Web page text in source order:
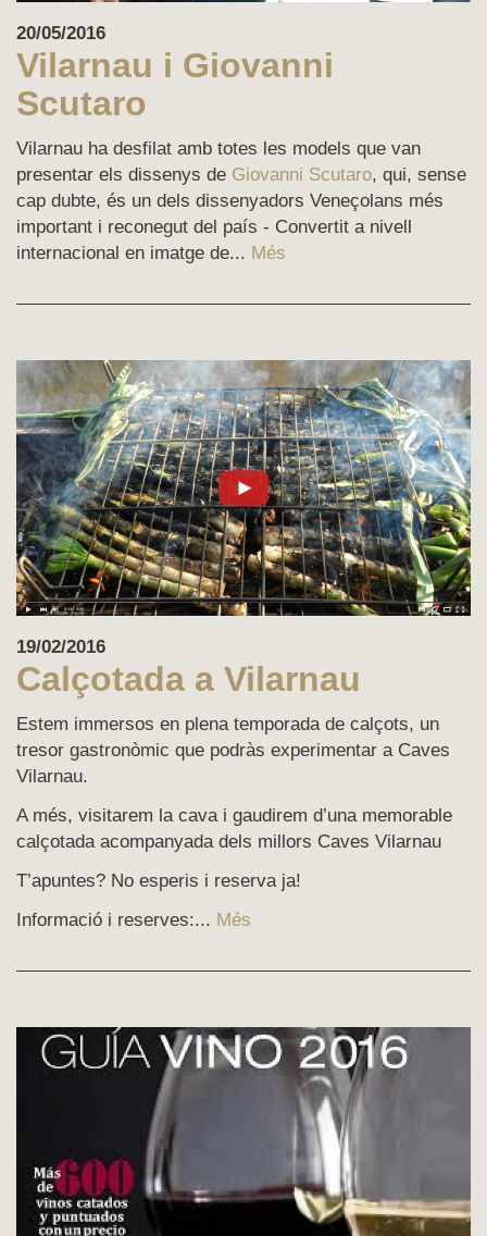
20/05/2016
Vilarnau i Giovanni
Scutaro
Vilarnau ha desfilat amb totes les models que van
presentar els dissenys de Giovanni Scutaro, qui, sense
cap dubte, és un dels dissenyadors Veneçolans més
important i reconegut del país - Convertit a nivell
internacional en imatge de... Més
19/02/2016
Calçotada a Vilarnau
Estem immersos en plena temporada de calçots, un
tresor gastronòmic que podràs experimentar a Caves
Vilarnau.
A més, visitarem la cava i gaudirem d’una memorable
calçotada acompanyada dels millors Caves Vilarnau
T’apuntes? No esperis i reserva ja!
Informació i reserves:... Més